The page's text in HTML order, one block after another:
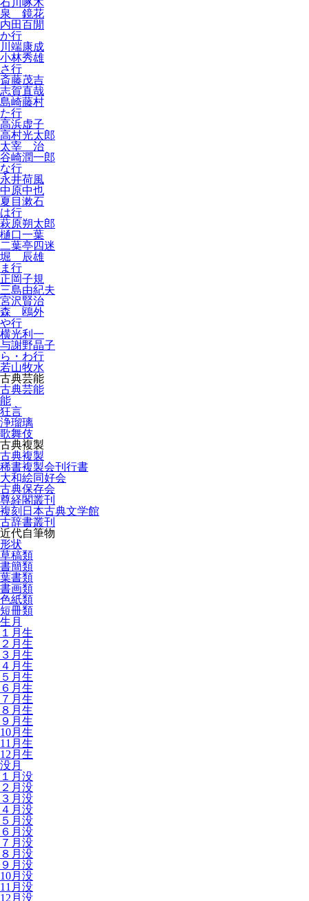
石川啄木
泉 鏡花
内田百閒
か行
川端康成
小林秀雄
さ行
斎藤茂吉
志賀直哉
島崎藤村
た行
高浜虚子
高村光太郎
太宰 治
谷崎潤一郎
な行
永井荷風
中原中也
夏目漱石
は行
萩原朔太郎
樋口一葉
二葉亭四迷
堀 辰雄
ま行
正岡子規
三島由紀夫
宮沢賢治
森 鴎外
や行
横光利一
与謝野晶子
ら・わ行
若山牧水
古典芸能
古典芸能
能
狂言
浄瑠璃
歌舞伎
古典複製
古典複製
稀書複製会刊行書
大和絵同好会
古典保存会
尊経閣叢刊
複刻日本古典文学館
古辞書叢刊
近代自筆物
形状
草稿類
書簡類
葉書類
書画類
色紙類
短冊類
生月
１月生
２月生
３月生
４月生
５月生
６月生
７月生
８月生
９月生
10月生
11月生
12月生
没月
１月没
２月没
３月没
４月没
５月没
６月没
７月没
８月没
９月没
10月没
11月没
12月没